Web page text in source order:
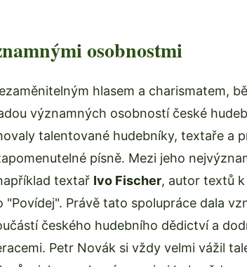
osobnostmi
hlasem a charismatem,
významných osobností české
talentované hudebníky, textaře a
písně. Mezi jeho
textař Ivo Fischer, autor textů
"Povídej". Právě tato spolupráce dala
českého hudebního dědictví a
Petr Novák si vždy velmi vážil